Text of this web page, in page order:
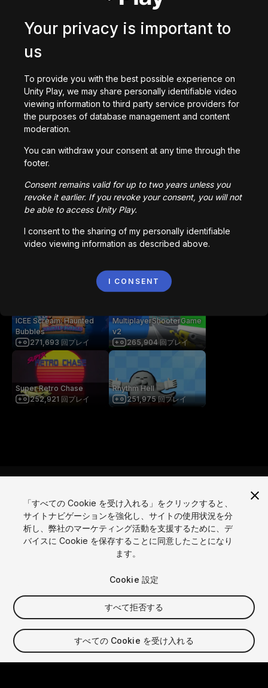
で作成された
作成
ゲームをコピーしてStruckd Studioで編集
あなたへのおすすめ
getaway shootout
992,213 回プレイ
823,542 回プレイ
294,102
回プレイ
ICEE Scream: Haunted
Bubbles
271,693 回プレイ
MultiplayerShooterGame
v2
265,904 回プレイ
Super Retro Chase
252,921 回プレイ
Rhythm Hell
251,975 回プレイ
言語
English Français Deutsch Bahasa IndonesiaItaliano日本語
Copyright © 2025 Unity Technologies
法的プライバシーポリシークッキー個人情報を売らない
お問い合わせDSAに関する苦情
クッキー設定
Video Privacy Protection
「Unity」の名称、Unity のロゴ、およびその他の Unity の商標
Your privacy is important to
us
To provide you with the best possible experience on
Unity Play, we may share personally identifiable video
viewing information to third party service providers for
the purposes of database management and content
moderation.
You can withdraw your consent at any time through the
footer.
Consent remains valid for up to two years unless you
revoke it earlier. If you revoke your consent, you will not
be able to access Unity Play.
I consent to the sharing of my personally identifiable
video viewing information as described above.
I CONSENT
「すべての Cookie を受け入れる」をクリックすると、
サイトナビゲーションを強化し、サイトの使用状況を分
析し、弊社のマーケティング活動を支援するために、デ
バイスに Cookie を保存することに同意したことになり
ます。
Cookie 設定
すべて拒否する
すべての Cookie を受け入れる